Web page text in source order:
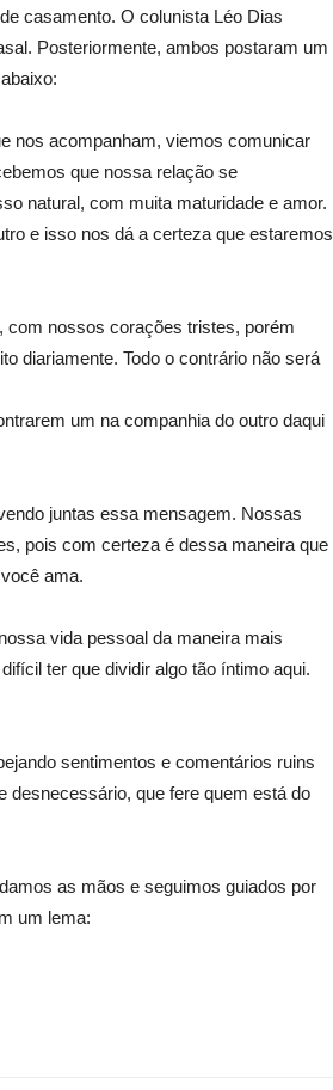
casamento. O colunista Léo Dias
Posteriormente, ambos postaram um
nos acompanham, viemos comunicar
que nossa relação se
natural, com muita maturidade e amor.
e isso nos dá a certeza que estaremos
nossos corações tristes, porém
diariamente. Todo o contrário não será
um na companhia do outro daqui
juntas essa mensagem. Nossas
pois com certeza é dessa maneira que
ama.
vida pessoal da maneira mais
ter que dividir algo tão íntimo aqui.
sentimentos e comentários ruins
desnecessário, que fere quem está do
as mãos e seguimos guiados por
um lema: